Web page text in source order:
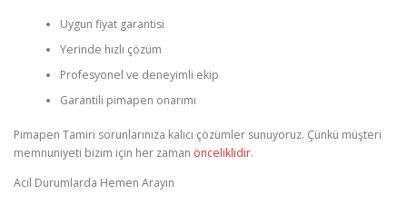
Uygun fiyat garantisi
Yerinde hızlı çözüm
Profesyonel ve deneyimli ekip
Garantili pimapen onarımı
Pimapen Tamiri sorunlarınıza kalıcı çözümler sunuyoruz. Çünkü müşteri
memnuniyeti bizim için her zaman önceliklidir.
Acil Durumlarda Hemen Arayın